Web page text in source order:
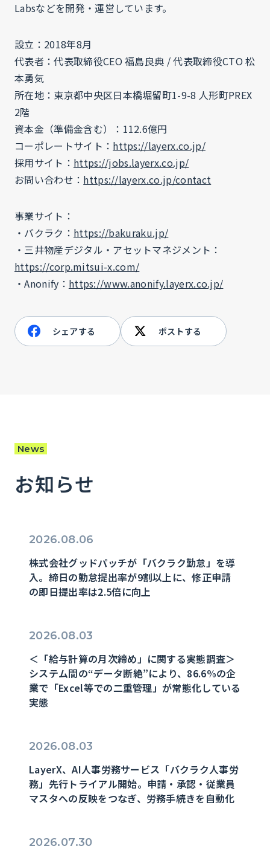
Labsなどを開発・運営しています。
設立：2018年8月
代表者：代表取締役CEO 福島良典 / 代表取締役CTO 松
本勇気
所在地：東京都中央区日本橋堀留町1-9-8 人形町PREX
2階
資本金（準備金含む）：112.6億円
コーポレートサイト： https://layerx.co.jp/
採用サイト： https://jobs.layerx.co.jp/
お問い合わせ： https://layerx.co.jp/contact
事業サイト：
・バクラク： https://bakuraku.jp/
・三井物産デジタル・アセットマネジメント：
https://corp.mitsui-x.com/
・Anonify： https://www.anonify.layerx.co.jp/
シェアする ポストする
News
お知らせ
2026.08.06
株式会社グッドパッチが「バクラク勤怠」を導
入。締日の勤怠提出率が9割以上に、修正申請
の即日提出率は2.5倍に向上
2026.08.03
＜「給与計算の月次締め」に関する実態調査＞
システム間の“データ断絶”により、86.6%の企
業で「Excel等での二重管理」が常態化している
実態
2026.08.03
LayerX、AI人事労務サービス「バクラク人事労
務」先行トライアル開始。申請・承認・従業員
マスタへの反映をつなぎ、労務手続きを自動化
2026.07.30